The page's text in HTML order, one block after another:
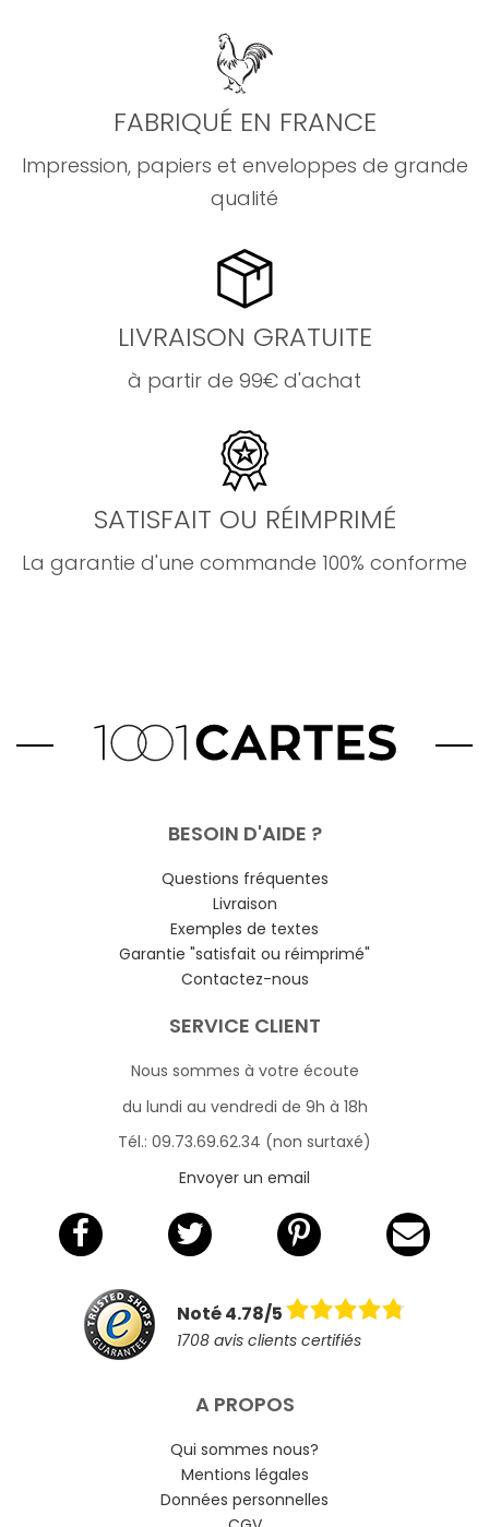
FABRIQUÉ EN FRANCE
Impression, papiers et enveloppes de grande
qualité
LIVRAISON GRATUITE
à partir de 99€ d'achat
SATISFAIT OU RÉIMPRIMÉ
La garantie d'une commande 100% conforme
BESOIN D'AIDE ?
Questions fréquentes
Livraison
Exemples de textes
Garantie "satisfait ou réimprimé"
Contactez-nous
SERVICE CLIENT
Nous sommes à votre écoute
du lundi au vendredi de 9h à 18h
Tél.: 09.73.69.62.34 (non surtaxé)
Envoyer un email
Noté 4.78/5
1708 avis clients certifiés
A PROPOS
Qui sommes nous?
Mentions légales
Données personnelles